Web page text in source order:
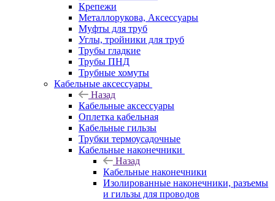
Крепежи
Металлорукова, Аксессуары
Муфты для труб
Углы, тройники для труб
Трубы гладкие
Трубы ПНД
Трубные хомуты
Кабельные аксессуары
Назад
Кабельные аксессуары
Оплетка кабельная
Кабельные гильзы
Трубки термоусадочные
Кабельные наконечники
Назад
Кабельные наконечники
Изолированные наконечники, разъемы
и гильзы для проводов